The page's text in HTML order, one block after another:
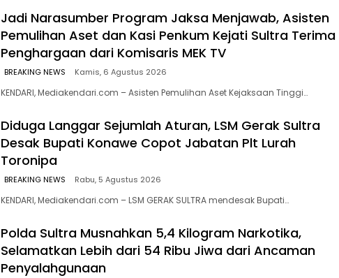
Jadi Narasumber Program Jaksa Menjawab, Asisten
Pemulihan Aset dan Kasi Penkum Kejati Sultra Terima
Penghargaan dari Komisaris MEK TV
BREAKING NEWS Kamis, 6 Agustus 2026
KENDARI, Mediakendari.com – Asisten Pemulihan Aset Kejaksaan Tinggi…
Diduga Langgar Sejumlah Aturan, LSM Gerak Sultra
Desak Bupati Konawe Copot Jabatan Plt Lurah
Toronipa
BREAKING NEWS Rabu, 5 Agustus 2026
KENDARI, Mediakendari.com – LSM GERAK SULTRA mendesak Bupati…
Polda Sultra Musnahkan 5,4 Kilogram Narkotika,
Selamatkan Lebih dari 54 Ribu Jiwa dari Ancaman
Penyalahgunaan